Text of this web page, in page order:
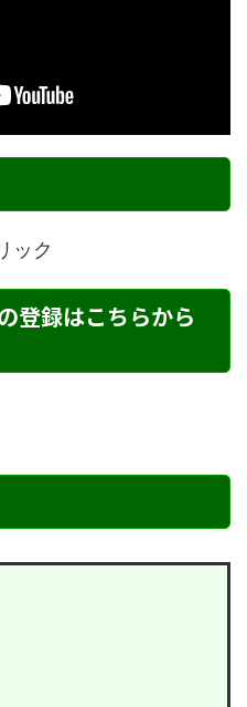
ック
登録はこちらから